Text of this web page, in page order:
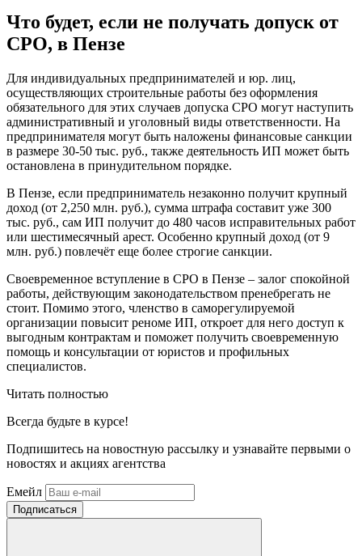
Что будет, если не получать допуск от
СРО, в Пензе
Для индивидуальных предпринимателей и юр. лиц,
осуществляющих строительные работы без оформления
обязательного для этих случаев допуска СРО могут наступить
административный и уголовный виды ответственности. На
предпринимателя могут быть наложены финансовые санкции
в размере 30-50 тыс. руб., также деятельность ИП может быть
остановлена в принудительном порядке.
В Пензе, если предприниматель незаконно получит крупный
доход (от 2,250 млн. руб.), сумма штрафа составит уже 300
тыс. руб., сам ИП получит до 480 часов исправительных работ
или шестимесячный арест. Особенно крупный доход (от 9
млн. руб.) повлечёт еще более строгие санкции.
Своевременное вступление в СРО в Пензе – залог спокойной
работы, действующим законодательством пренебрегать не
стоит. Помимо этого, членство в саморегулируемой
организации повысит реноме ИП, откроет для него доступ к
выгодным контрактам и поможет получить своевременную
помощь и консультации от юристов и профильных
специалистов.
Читать полностью
Всегда будьте в курсе!
Подпишитесь на новостную рассылку и узнавайте первыми о
новостях и акциях агентства
Емейл